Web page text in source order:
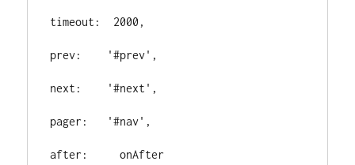
timeout:  2000,
prev:    '#prev',
next:    '#next',
pager:   '#nav',
after:     onAfter